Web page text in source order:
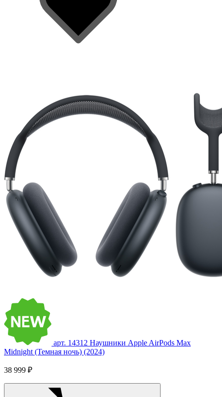
арт. 14312 Наушники Apple AirPods Max
Midnight (Темная ночь) (2024)
38 999 ₽